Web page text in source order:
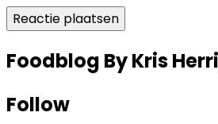
Foodblog By Kris
Follow